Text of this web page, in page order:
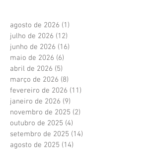
agosto de 2026 (1)
julho de 2026 (12)
junho de 2026 (16)
maio de 2026 (6)
abril de 2026 (5)
março de 2026 (8)
fevereiro de 2026 (11)
janeiro de 2026 (9)
novembro de 2025 (2)
outubro de 2025 (4)
setembro de 2025 (14)
agosto de 2025 (14)